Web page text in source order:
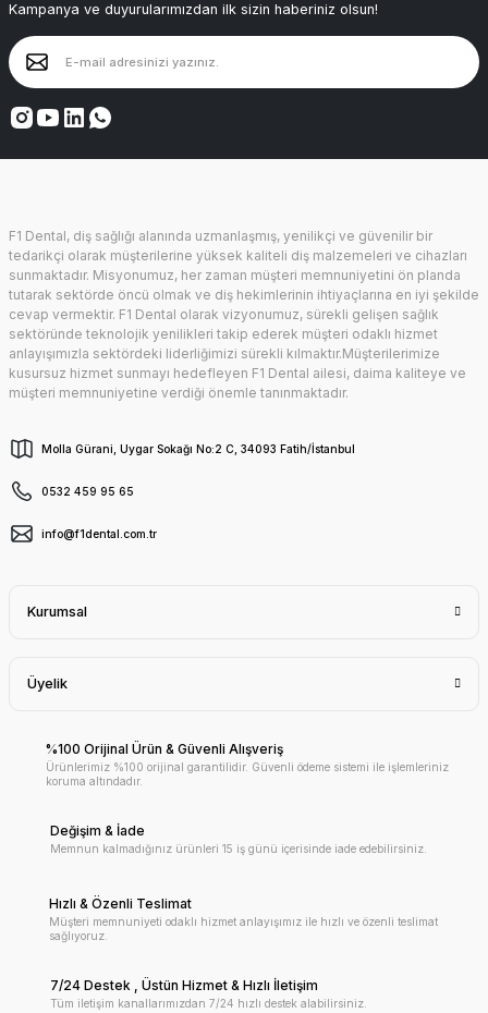
Kampanya ve duyurularımızdan ilk sizin haberiniz olsun!
F1 Dental, diş sağlığı alanında uzmanlaşmış, yenilikçi ve güvenilir bir
tedarikçi olarak müşterilerine yüksek kaliteli diş malzemeleri ve cihazları
sunmaktadır. Misyonumuz, her zaman müşteri memnuniyetini ön planda
tutarak sektörde öncü olmak ve diş hekimlerinin ihtiyaçlarına en iyi şekilde
cevap vermektir. F1 Dental olarak vizyonumuz, sürekli gelişen sağlık
sektöründe teknolojik yenilikleri takip ederek müşteri odaklı hizmet
anlayışımızla sektördeki liderliğimizi sürekli kılmaktır.Müşterilerimize
kusursuz hizmet sunmayı hedefleyen F1 Dental ailesi, daima kaliteye ve
müşteri memnuniyetine verdiği önemle tanınmaktadır.
Molla Gürani, Uygar Sokağı No:2 C, 34093 Fatih/İstanbul
0532 459 95 65
info@f1dental.com.tr
Kurumsal
Üyelik
%100 Orijinal Ürün & Güvenli Alışveriş
Ürünlerimiz %100 orijinal garantilidir. Güvenli ödeme sistemi ile işlemleriniz
koruma altındadır.
Değişim & İade
Memnun kalmadığınız ürünleri 15 iş günü içerisinde iade edebilirsiniz.
Hızlı & Özenli Teslimat
Müşteri memnuniyeti odaklı hizmet anlayışımız ile hızlı ve özenli teslimat
sağlıyoruz.
7/24 Destek , Üstün Hizmet & Hızlı İletişim
Tüm iletişim kanallarımızdan 7/24 hızlı destek alabilirsiniz.